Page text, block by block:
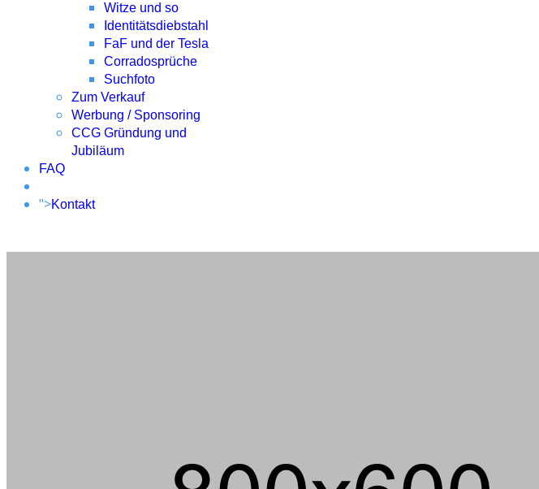
Witze und so
Identitätsdiebstahl
FaF und der Tesla
Corradosprüche
Suchfoto
Zum Verkauf
Werbung / Sponsoring
CCG Gründung und
Jubiläum
FAQ
">Kontakt